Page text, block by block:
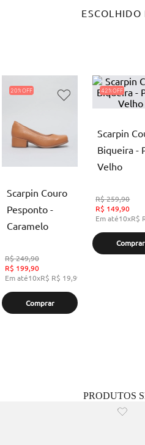
20%
Scarpin Couro
Pesponto -
Caramelo
R$249,90
R$ 199,90
Em até10xR$ R$ 19,99
Comprar
42%
Scarpin
Biqueira -
Velho
R$259,90
R$ 149,90
Em até10xR$
Comprar
PRODUTOS